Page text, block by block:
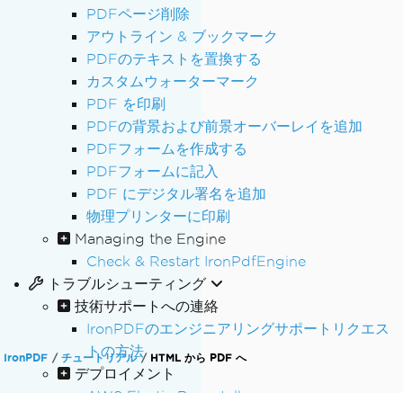
PDFページ削除
アウトライン & ブックマーク
PDFのテキストを置換する
カスタムウォーターマーク
PDF を印刷
PDFの背景および前景オーバーレイを追加
PDFフォームを作成する
PDFフォームに記入
PDF にデジタル署名を追加
物理プリンターに印刷
Managing the Engine
Check & Restart IronPdfEngine
トラブルシューティング
技術サポートへの連絡
IronPDFのエンジニアリングサポートリクエス
トの方法
デプロイメント
IronPDF チュートリアル HTML から PDF へ